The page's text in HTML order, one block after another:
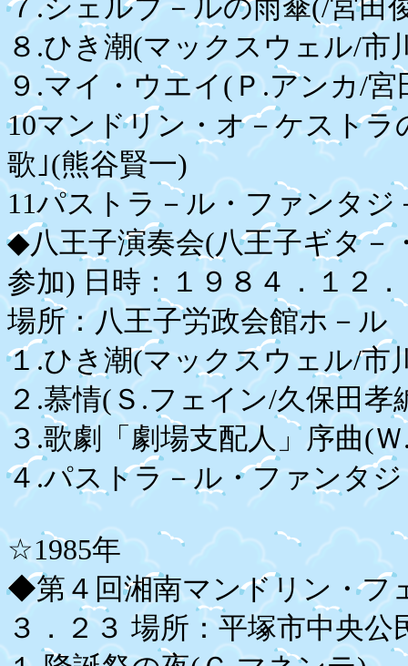
７.シェルブ－ルの雨傘(/宮田
８.ひき潮(マックスウェル/市
９.マイ・ウエイ(Ｐ.アンカ/宮
10マンドリン・オ－ケスト
歌｣(熊谷賢一)
11パストラ－ル・ファンタジ
◆八王子演奏会(八王子ギタ－
参加) 日時：１９８４．１２
場所：八王子労政会館ホ－
１.ひき潮(マックスウェル/市
２.慕情(Ｓ.フェイン/久保田孝
３.歌劇「劇場支配人」序
４.パストラ－ル・ファンタ
☆1985年
◆第４回湘南マンドリン・フ
３．２３ 場所：平塚市中央